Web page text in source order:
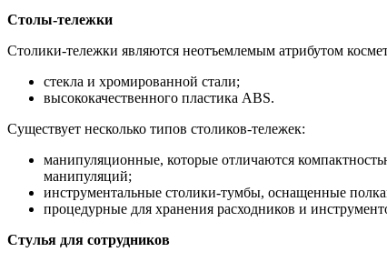
Столы-тележки
Столики-тележки являются неотъемлемым атрибутом
стекла и хромированной стали;
высококачественного пластика ABS.
Существует несколько типов столиков-тележек:
манипуляционные, которые отличаются
манипуляций;
инструментальные столики-тумбы, оснащенные
процедурные для хранения расходников и
Стулья для сотрудников